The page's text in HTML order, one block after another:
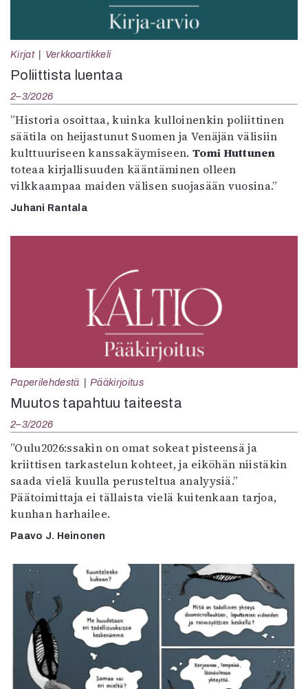
Kirjat Verkkoartikkeli
Poliittista luentaa
2–3/2026
”Historia osoittaa, kuinka kulloinenkin poliittinen
säätila on heijastunut Suomen ja Venäjän välisiin
kulttuuriseen kanssakäymiseen. Tomi Huttunen
toteaa kirjallisuuden kääntäminen olleen
vilkkaampaa maiden välisen suojasään vuosina.”
Juhani Rantala
Paperilehdestä Pääkirjoitus
Muutos tapahtuu taiteesta
2–3/2026
”Oulu2026:ssakin on omat sokeat pisteensä ja
kriittisen tarkastelun kohteet, ja eiköhän niistäkin
saada vielä kuulla perusteltua analyysiä.”
Päätoimittaja ei tällaista vielä kuitenkaan tarjoa,
kunhan harhailee.
Paavo J. Heinonen